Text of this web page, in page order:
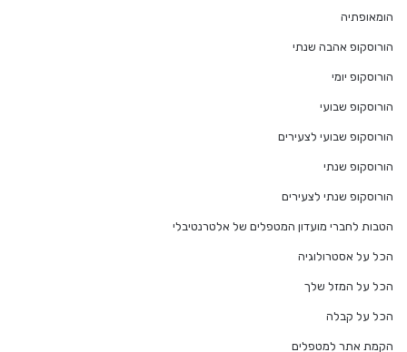
הומאופתיה
הורוסקופ אהבה שנתי
הורוסקופ יומי
הורוסקופ שבועי
הורוסקופ שבועי לצעירים
הורוסקופ שנתי
הורוסקופ שנתי לצעירים
הטבות לחברי מועדון המטפלים של אלטרנטיבלי
הכל על אסטרולוגיה
הכל על המזל שלך
הכל על קבלה
הקמת אתר למטפלים